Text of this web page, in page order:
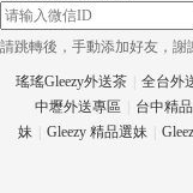
eez
請跳轉後，手動添加好友，謝
瑤瑤Gleezy外送茶 全台外
中壢外送專區
台中精
妹
Gleezy 精品選妹